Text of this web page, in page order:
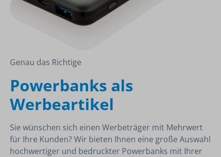
Genau das Richtige
Powerbanks als
Werbeartikel
Sie wünschen sich einen Werbeträger mit Mehrwert
für Ihre Kunden? Wir bieten Ihnen eine große Auswahl
hochwertiger und bedruckter Powerbanks mit Ihrer